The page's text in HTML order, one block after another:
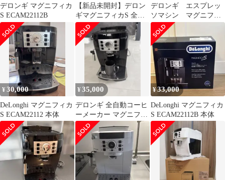
デロンギ マグニフィカ
S ECAM22112B
【新品未開封】デロン
ギマグニフィカS 全自
動コーヒーマシン
ECAM22112B
デロンギ エスプレッ
ソマシン マグニフィ
カS ECAM22112B
¥30,000
DeLonghi マグニフィカ
S ECAM22112 本体
¥35,000
デロンギ 全自動コーヒ
ーメーカー マグニフィ
カS ブラック
ECAM22112B
¥33,000
DeLonghi マグニフィカ
S ECAM22112B 本体